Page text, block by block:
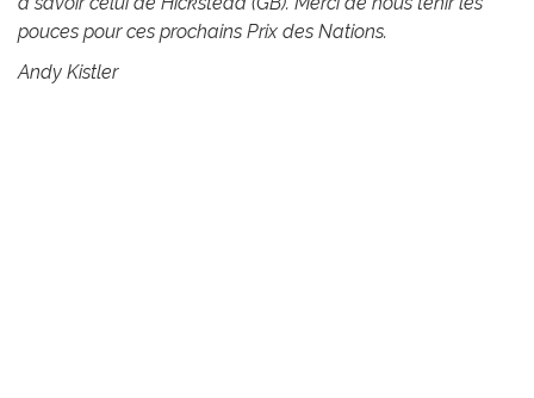
pouces pour ces prochains Prix des Nations.
Andy Kistler